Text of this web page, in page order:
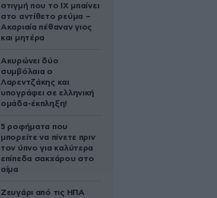
στιγμή που το ΙΧ μπαίνει
στο αντίθετο ρεύμα –
Ακαριαία πέθαναν γιος
και μητέρα
Ακυρώνει δύο
συμβόλαια ο
Λαρεντζάκης και
υπογράφει σε ελληνική
ομάδα-έκπληξη!
5 ροφήματα που
μπορείτε να πίνετε πριν
τον ύπνο για καλύτερα
επίπεδα σακχάρου στο
αίμα
Ζευγάρι από τις ΗΠΑ